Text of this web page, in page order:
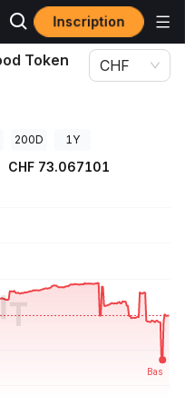
Inscription
Token CRWV
Token
CHF
200D 1Y
CHF 73.067101